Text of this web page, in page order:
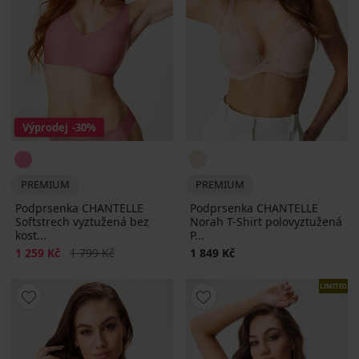
Výprodej -30%
PREMIUM
Podprsenka CHANTELLE
Softstrech vyztužená bez
kost...
Sleva
1 259 Kč Původní cena
1 799 Kč
PREMIUM
Podprsenka CHANTELLE
Norah T-Shirt polovyztužená
P...
1 849 Kč
LIMITED